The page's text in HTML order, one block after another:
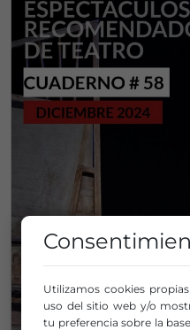
Utilizamos cookies
uso del sitio web y/o
tu preferencia sobre la